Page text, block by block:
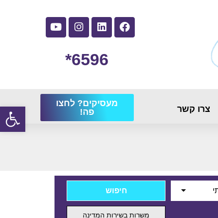
6596*
צרו קשר
מעסיקים? לחצו
פה!
משרות בשירות המדינה